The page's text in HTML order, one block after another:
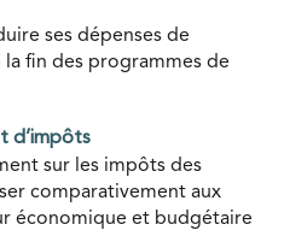
ses dépenses de
fin des programmes de
d’impôts
sur les impôts des
comparativement aux
économique et budgétaire